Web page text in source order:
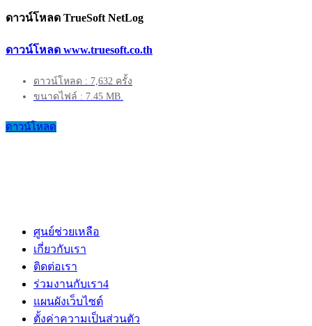
ดาวน์โหลด TrueSoft NetLog
ดาวน์โหลด www.truesoft.co.th
ดาวน์โหลด : 7,632 ครั้ง
ขนาดไฟล์ : 7.45 MB.
ดาวน์โหลด
ศูนย์ช่วยเหลือ
เกี่ยวกับเรา
ติดต่อเรา
ร่วมงานกับเรา4
แผนผังเว็บไซต์
ตั้งค่าความเป็นส่วนตัว